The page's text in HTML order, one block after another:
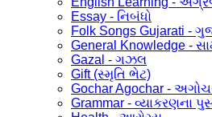
Essay - નિબંધો
Folk Songs Gujarati -
General Knowledge -
Gazal - ગઝલ
Gift (સ્મૃતિ ભેટ)
Gochar Agochar -
Grammar - વ્યાકરણના